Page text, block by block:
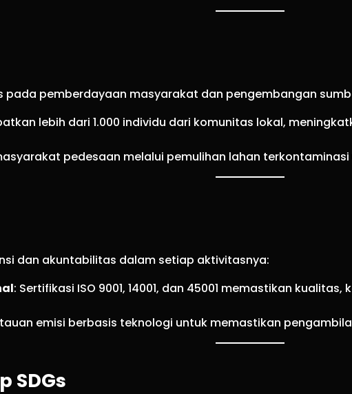
pada pemberdayaan masyarakat dan pengembangan
lebih dari 1.000 individu dari komunitas lokal,
pedesaan melalui pemulihan lahan
dan akuntabilitas dalam setiap aktivitasnya:
: Sertifikasi ISO 9001, 14001, dan 45001 memastikan
emisi berbasis teknologi untuk memastikan
SDGs